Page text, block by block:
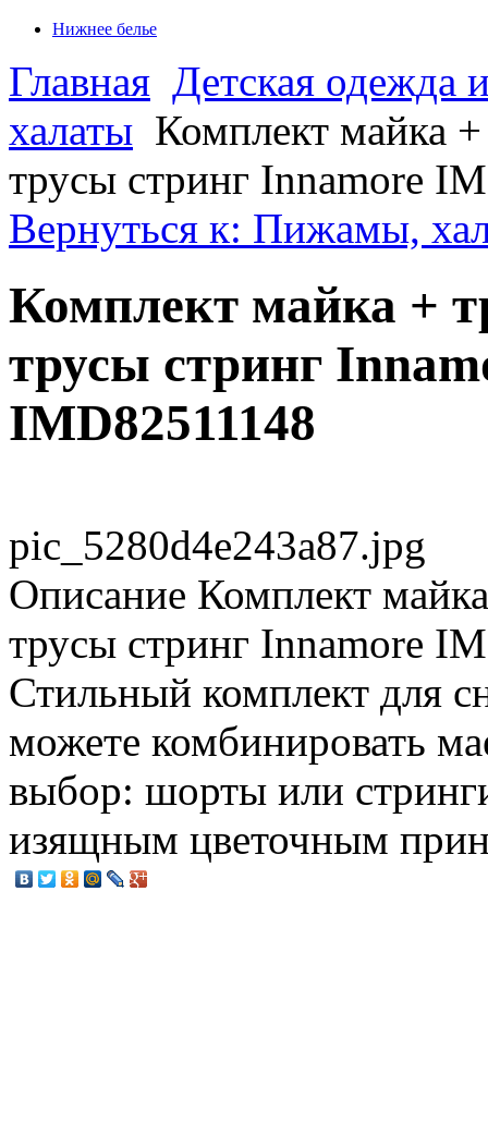
Нижнее белье
Главная Детская одежда
халаты Комплект майка
трусы стринг Innamore
Вернуться к: Пижамы,
Комплект майка +
трусы стринг
IMD82511148
pic_5280d4e243a87.jpg
Описание Комплект
трусы стринг Innamore
Стильный комплект для
можете комбинировать
выбор: шорты или
изящным цветочным